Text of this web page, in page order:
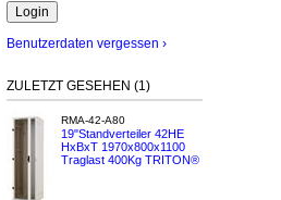
Benutzerdaten vergessen ›
ZULETZT GESEHEN (1)
RMA-42-A80
19"Standverteiler 42HE
HxBxT 1970x800x1100
Traglast 400Kg TRITON®